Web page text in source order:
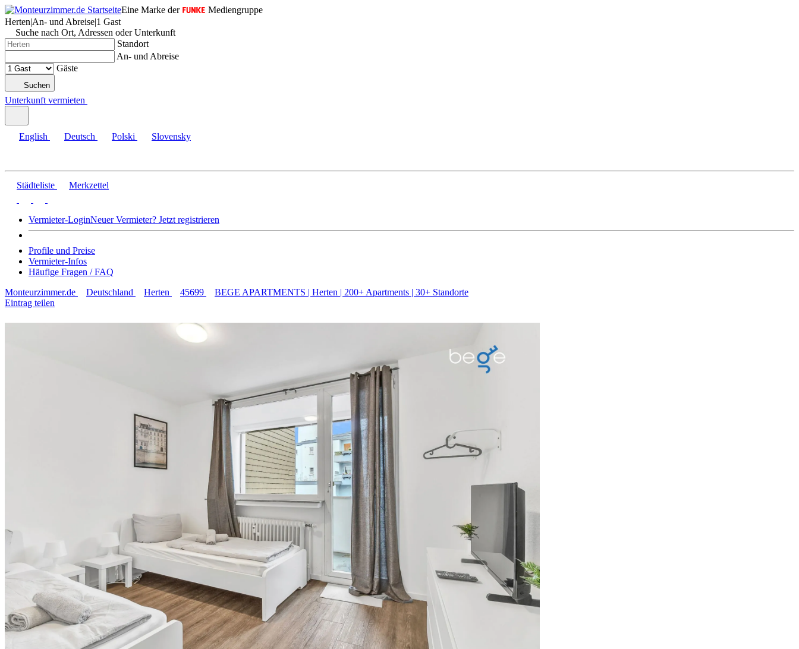
Eine Marke der
Mediengruppe
Herten|An- und Abreise|1 Gast
Suche nach Ort, Adressen oder Unterkunft
Standort
An- und Abreise
Gäste
Suchen
Unterkunft vermieten
English Deutsch Polski Slovensky
Städteliste Merkzettel
Vermieter-LoginNeuer Vermieter? Jetzt registrieren
Profile und Preise
Vermieter-Infos
Häufige Fragen / FAQ
Monteurzimmer.de
Deutschland Herten 45699
BEGE APARTMENTS | Herten | 200+ Apartments | 30+ Standorte
Eintrag teilen